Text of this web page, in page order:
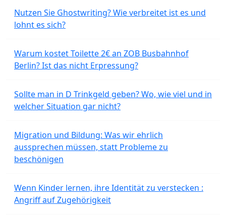
Nutzen Sie Ghostwriting? Wie verbreitet ist es und
lohnt es sich?
Warum kostet Toilette 2€ an ZOB Busbahnhof
Berlin? Ist das nicht Erpressung?
Sollte man in D Trinkgeld geben? Wo, wie viel und in
welcher Situation gar nicht?
Migration und Bildung: Was wir ehrlich
aussprechen müssen, statt Probleme zu
beschönigen
Wenn Kinder lernen, ihre Identität zu verstecken :
Angriff auf Zugehörigkeit